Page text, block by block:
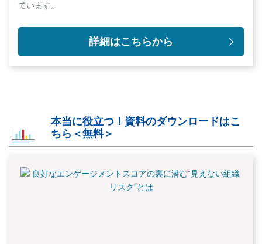
ています。
詳細はこちらから
本当に役立つ！資料のダウンロードはこ
ちら＜無料＞